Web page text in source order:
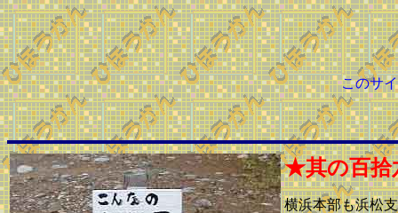
このサ
★其の百拾
横浜本部も浜松